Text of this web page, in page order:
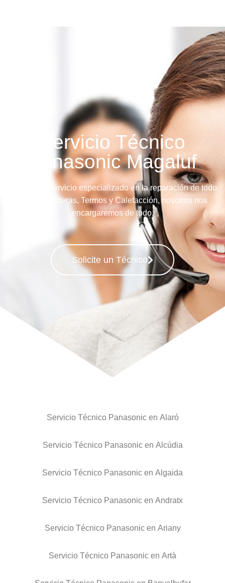
Servicio Técnico
Panasonic Magaluf
Llame a su servicio especializado en la reparación de todo
tipo de Calderas, Termos y Calefacción, nosotros nos
encargaremos de todo.
Solicite un Técnico
Servicio Técnico Panasonic en Alaró
Servicio Técnico Panasonic en Alcúdia
Servicio Técnico Panasonic en Algaida
Servicio Técnico Panasonic en Andratx
Servicio Técnico Panasonic en Ariany
Servicio Técnico Panasonic en Artà